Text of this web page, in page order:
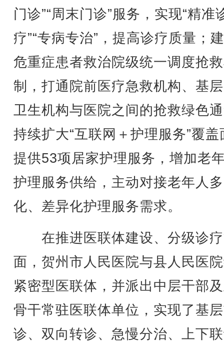
门诊”“周末门诊”服务，实现“精准
疗”“专病专治”，提高诊疗质量；
危重症患者救治院级统一调度抢
制，打通院前医疗急救机构、基
卫生机构与医院之间的抢救绿色
持续扩大“互联网＋护理服务”覆盖
提供53项居家护理服务，增加老
护理服务供给，主动对接老年人
化、差异化护理服务需求。
在推进医联体建设、分级诊
面，贺州市人民医院与县人民医
紧密型医联体，并派出中层干部
骨干常驻医联体单位，实现了基
诊、双向转诊、急慢分治、上下